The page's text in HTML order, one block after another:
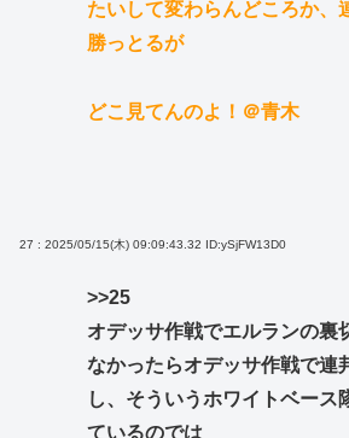
たいして変わらんどころか、
勝っとるが
どこ見てんのよ！＠青木
27 : 2025/05/15(木) 09:09:43.32 ID:ySjFW13D0
>>25
オデッサ作戦でエルランの裏
なかったらオデッサ作戦で連
し、そういうホワイトベース
ているのでは